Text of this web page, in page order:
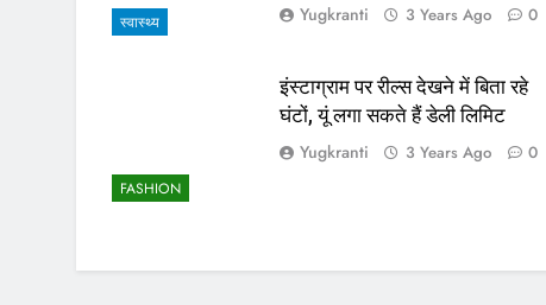
स्वास्थ्य Yugkranti 3 Years Ago 0
FASHION
इंस्टाग्राम पर रील्स देखने में बिता रहे
घंटों, यूं लगा सकते हैं डेली लिमिट
Yugkranti 3 Years Ago 0